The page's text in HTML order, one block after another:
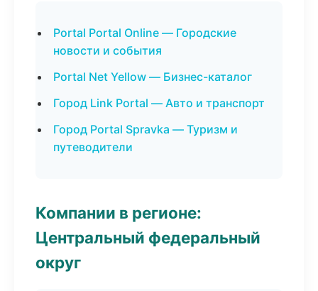
Portal Portal Online — Городские
новости и события
Portal Net Yellow — Бизнес-каталог
Город Link Portal — Авто и транспорт
Город Portal Spravka — Туризм и
путеводители
Компании в регионе:
Центральный федеральный
округ